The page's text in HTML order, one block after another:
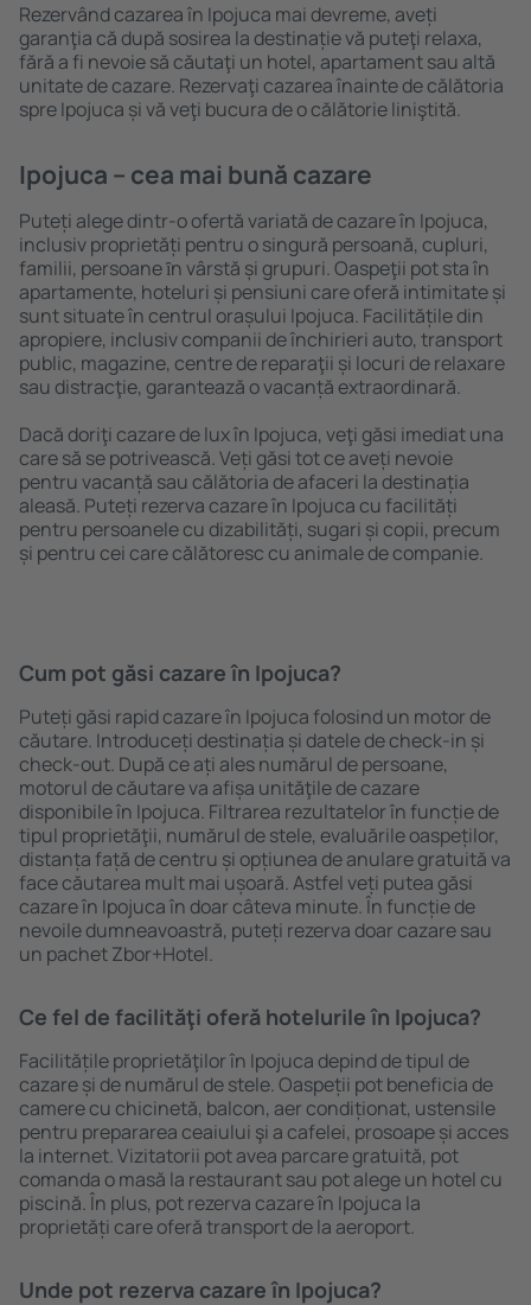
Rezervând cazarea în Ipojuca mai devreme, aveți
garanţia că după sosirea la destinație vă puteţi relaxa,
fără a fi nevoie să căutaţi un hotel, apartament sau altă
unitate de cazare. Rezervaţi cazarea înainte de călătoria
spre Ipojuca și vă veţi bucura de o călătorie liniştită.
Ipojuca – cea mai bună cazare
Puteți alege dintr-o ofertă variată de cazare în Ipojuca,
inclusiv proprietăți pentru o singură persoană, cupluri,
familii, persoane ȋn vârstă și grupuri. Oaspeţii pot sta în
apartamente, hoteluri și pensiuni care oferă intimitate și
sunt situate în centrul orașului Ipojuca. Facilitățile din
apropiere, inclusiv companii de închirieri auto, transport
public, magazine, centre de reparaţii și locuri de relaxare
sau distracţie, garantează o vacanță extraordinară.
Dacă doriţi cazare de lux în Ipojuca, veţi găsi imediat una
care să se potrivească. Veți găsi tot ce aveți nevoie
pentru vacanță sau călătoria de afaceri la destinația
aleasă. Puteți rezerva cazare în Ipojuca cu facilități
pentru persoanele cu dizabilități, sugari și copii, precum
și pentru cei care călătoresc cu animale de companie.
Cum pot găsi cazare în Ipojuca?
Puteți găsi rapid cazare în Ipojuca folosind un motor de
căutare. Introduceți destinația și datele de check-in și
check-out. După ce ați ales numărul de persoane,
motorul de căutare va afișa unităţile de cazare
disponibile în Ipojuca. Filtrarea rezultatelor în funcție de
tipul proprietăţii, numărul de stele, evaluările oaspeților,
distanța față de centru și opțiunea de anulare gratuită va
face căutarea mult mai ușoară. Astfel veți putea găsi
cazare în Ipojuca în doar câteva minute. În funcție de
nevoile dumneavoastră, puteți rezerva doar cazare sau
un pachet Zbor+Hotel.
Ce fel de facilităţi oferă hotelurile în Ipojuca?
Facilitățile proprietăţilor în Ipojuca depind de tipul de
cazare și de numărul de stele. Oaspeții pot beneficia de
camere cu chicinetă, balcon, aer condiționat, ustensile
pentru prepararea ceaiului şi a cafelei, prosoape și acces
la internet. Vizitatorii pot avea parcare gratuită, pot
comanda o masă la restaurant sau pot alege un hotel cu
piscină. În plus, pot rezerva cazare în Ipojuca la
proprietăți care oferă transport de la aeroport.
Unde pot rezerva cazare în Ipojuca?